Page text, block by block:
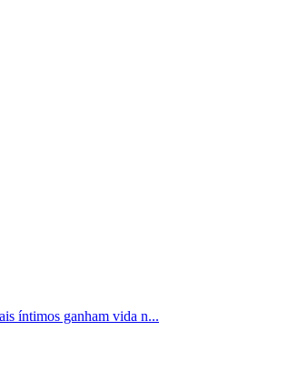
íntimos ganham vida n...